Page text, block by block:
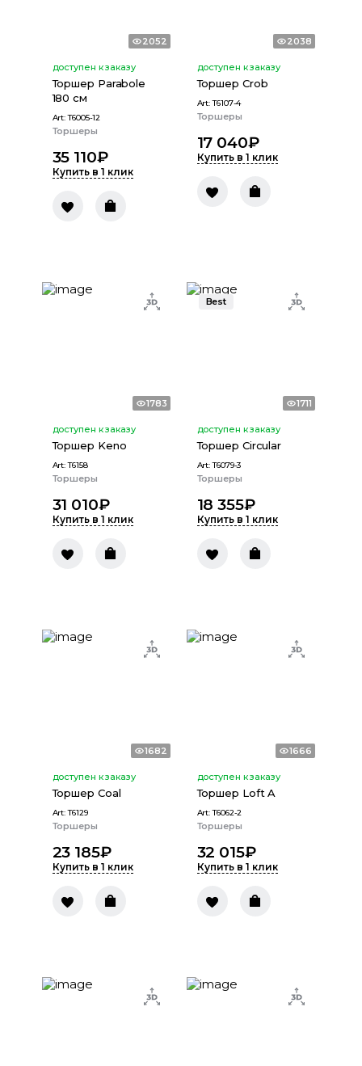
2052
доступен к заказу
Торшер Рarabole
180 см
Art:T6005-12
Торшеры
35 110₽
Купить в 1 клик
2038
доступен к заказу
Торшер Сrob
Art:T6107-4
Торшеры
17 040₽
Купить в 1 клик
1783
доступен к заказу
Торшер Keno
Art:T6158
Торшеры
31 010₽
Купить в 1 клик
Best
1711
доступен к заказу
Торшер Circular
Art:T6079-3
Торшеры
18 355₽
Купить в 1 клик
1682
доступен к заказу
Торшер Coal
Art:T6129
Торшеры
23 185₽
Купить в 1 клик
1666
доступен к заказу
Торшер Loft A
Art:T6062-2
Торшеры
32 015₽
Купить в 1 клик